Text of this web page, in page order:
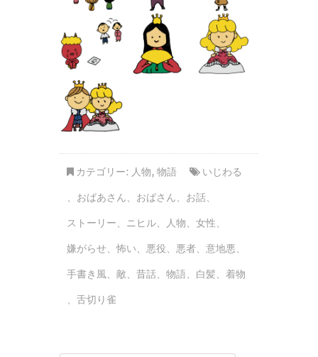
カテゴリー: 人物, 物語
いじわる
、 おばあさん、 おばさん、 お話、
ストーリー、 ニヒル、 人物、 女性、
嫌がらせ、怖い、 悪役、 悪者、 意地悪、
手書き風、 敵、 昔話、 物語、 白髪、 着物
、 舌切り雀